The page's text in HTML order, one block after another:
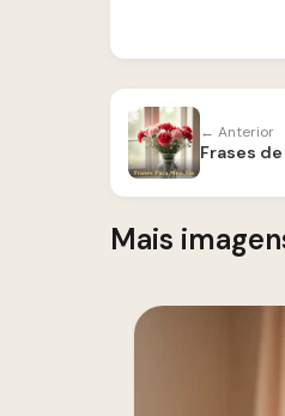
← Anterior
Mais